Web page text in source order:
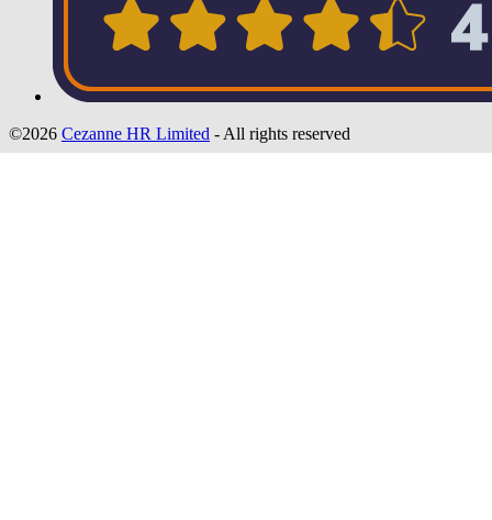
©2026 Cezanne HR Limited - All rights reserved